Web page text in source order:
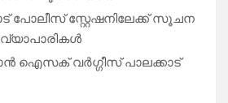
പോലീസ് സ്റ്റേഷനിലേക്ക് സൂചന
ഐസക് വര്‍ഗ്ഗീസ് പാലക്കാട്